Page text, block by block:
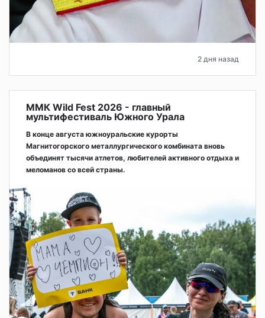
2 дня назад
ММК Wild Fest 2026 - главный
мультифестиваль Южного Урала
В конце августа южноуральские курорты
Магнитогорского металлургического комбината вновь
объединят тысячи атлетов, любителей активного отдыха и
меломанов со всей страны.